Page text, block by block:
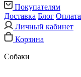
Покупателям
Доставка Блог Оплата
Личный кабинет
Корзина
Собаки